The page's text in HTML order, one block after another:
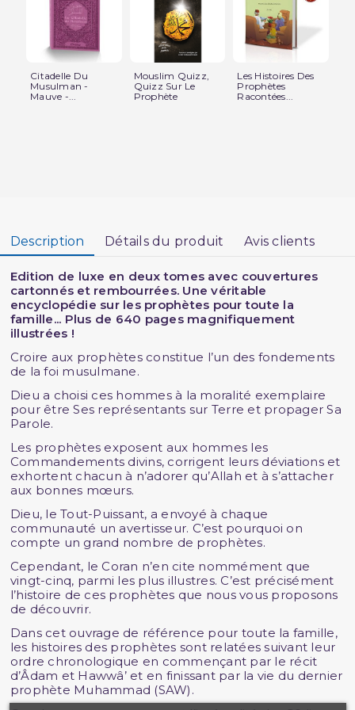
Citadelle Du
Musulman -
Mauve -...
Mouslim Quizz,
Quizz Sur Le
Prophète
Les Histoires Des
Prophètes
Racontées...
Description Détails du produit Avis clients
Edition de luxe en deux tomes avec couvertures
cartonnés et rembourrées. Une véritable
encyclopédie sur les prophètes pour toute la
famille... Plus de 640 pages magnifiquement
illustrées !
Croire aux prophètes constitue l’un des fondements
de la foi musulmane.
Dieu a choisi ces hommes à la moralité exemplaire
pour être Ses représentants sur Terre et propager Sa
Parole.
Les prophètes exposent aux hommes les
Commandements divins, corrigent leurs déviations et
exhortent chacun à n’adorer qu’Allah et à s’attacher
aux bonnes mœurs.
Dieu, le Tout-Puissant, a envoyé à chaque
communauté un avertisseur. C’est pourquoi on
compte un grand nombre de prophètes.
Cependant, le Coran n’en cite nommément que
vingt-cinq, parmi les plus illustres. C’est précisément
l’histoire de ces prophètes que nous vous proposons
de découvrir.
Dans cet ouvrage de référence pour toute la famille,
les histoires des prophètes sont relatées suivant leur
ordre chronologique en commençant par le récit
d’Âdam et Hawwâ’ et en finissant par la vie du dernier
prophète Muhammad (SAW).